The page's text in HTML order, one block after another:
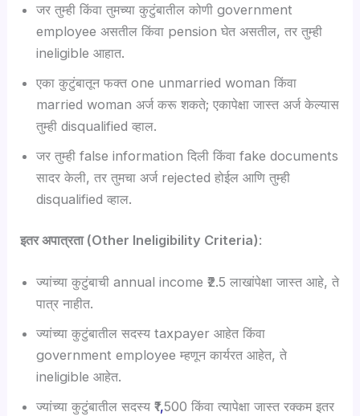
जर तुम्ही किंवा तुमच्या कुटुंबातील कोणी government
employee असतील किंवा pension घेत असतील, तर तुम्ही
ineligible आहात.
एका कुटुंबातून फक्त one unmarried woman किंवा
married woman अर्ज करू शकते; एकापेक्षा जास्त अर्ज केल्यास
तुम्ही disqualified व्हाल.
जर तुम्ही false information दिली किंवा fake documents
सादर केली, तर तुमचा अर्ज rejected होईल आणि तुम्ही
disqualified व्हाल.
इतर अपात्रता (Other Ineligibility Criteria):
ज्यांच्या कुटुंबाची annual income ₹2.5 लाखांपेक्षा जास्त आहे, ते
पात्र नाहीत.
ज्यांच्या कुटुंबातील सदस्य taxpayer आहेत किंवा
government employee म्हणून कार्यरत आहेत, ते
ineligible आहेत.
ज्यांच्या कुटुंबातील सदस्य ₹1,500 किंवा त्यापेक्षा जास्त रक्कम इतर